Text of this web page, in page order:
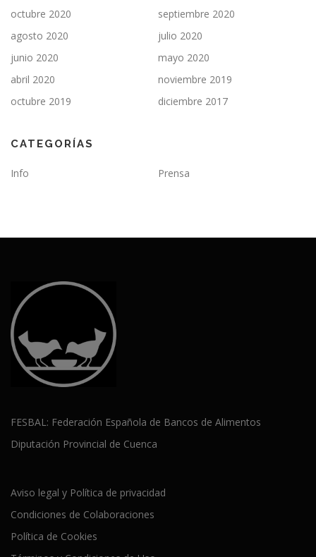
octubre 2020
septiembre 2020
agosto 2020
julio 2020
junio 2020
mayo 2020
abril 2020
noviembre 2019
octubre 2019
diciembre 2017
CATEGORÍAS
Info Prensa
FESBAL: Federación Española de Bancos de Alimentos
Diputación Provincial de Cuenca
Aviso legal y Política de privacidad
Condiciones de Colaboraciones
Política de Cookies